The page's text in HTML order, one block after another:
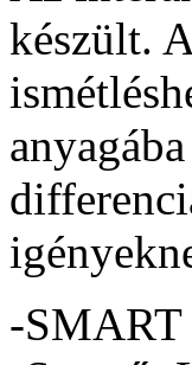
készült.
-SMART